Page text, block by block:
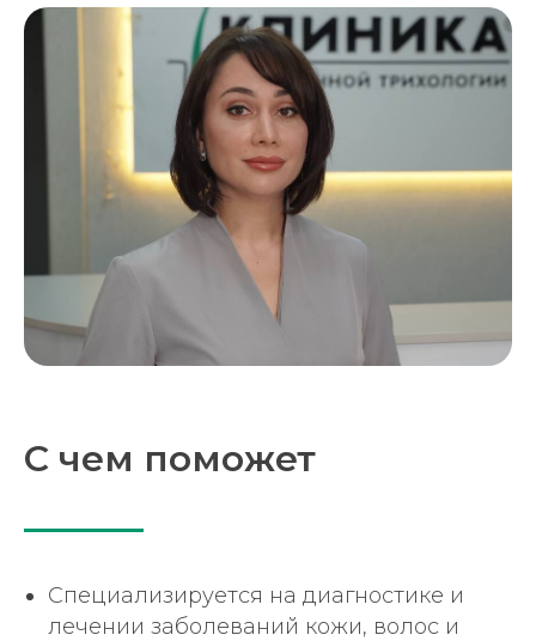
С чем поможет
Специализируется на диагностике и
лечении заболеваний кожи, волос и